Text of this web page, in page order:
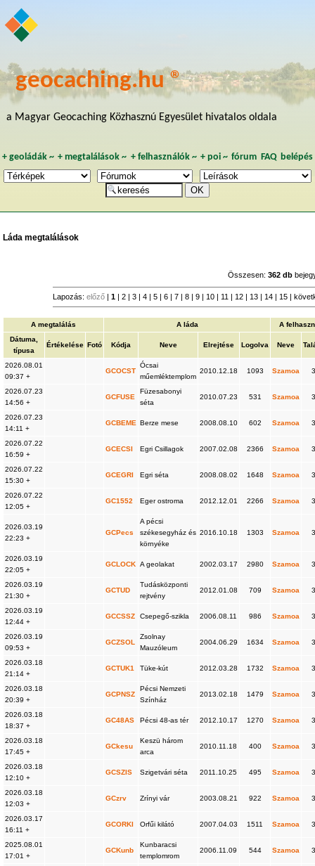
geocaching.hu ®
a Magyar Geocaching Közhasznú Egyesület hivatalos oldala
+ geoládák~ +megtalálások ~ + felhasználók~ + poi~ fórum FAQ belépés
Láda megtalálások
Összesen:362 db
Lapozás:előző |1 2 3 4 5 6 7 8 9 10 11 12 13 14 15
A megtalálás A láda
A
Dátuma,
típusa
Értékelése Fotó Kódja Neve Elrejtése Logolva Neve
2026.08.01
09:37 +
GCOCST
Ócsai
műemléktemplom
2010.12.18 1093 Szamoa
2026.07.23
14:56 +
GCFUSE
Füzesabonyi
séta
2010.07.23 531 Szamoa
2026.07.23
14:11 +
GCBEME Berze mese 2008.08.10 602 Szamoa
2026.07.22
16:59 +
GCECSI Egri Csillagok 2007.02.08 2366 Szamoa
2026.07.22
15:30 +
GCEGRI Egri séta 2008.08.02 1648 Szamoa
2026.07.22
12:05 +
GC1552 Eger ostroma 2012.12.01 2266 Szamoa
2026.03.19
22:23 +
GCPecs
A pécsi
székesegyház és
környéke
2016.10.18 1303 Szamoa
2026.03.19
22:05 +
GCLOCK A geolakat 2002.03.17 2980 Szamoa
2026.03.19
21:30 +
GCTUD
Tudásközponti
rejtvény
2012.01.08 709 Szamoa
2026.03.19
12:44 +
GCCSSZ Csepegő-szikla 2006.08.11 986 Szamoa
2026.03.19
09:53 +
GCZSOL
Zsolnay
Mauzóleum
2004.06.29 1634 Szamoa
2026.03.18
21:14 +
GCTUK1 Tüke-kút 2012.03.28 1732 Szamoa
2026.03.18
20:39 +
GCPNSZ
Pécsi Nemzeti
Színház
2013.02.18 1479 Szamoa
2026.03.18
18:37 +
GC48AS Pécsi 48-as tér 2012.10.17 1270 Szamoa
2026.03.18
17:45 +
GCkesu
Keszü három
arca
2010.11.18 400 Szamoa
2026.03.18
12:10 +
GCSZIS Szigetvári séta 2011.10.25 495 Szamoa
2026.03.18
12:03 +
GCzrv Zrínyi vár 2003.08.21 922 Szamoa
2026.03.17
16:11 +
GCORKI Orfűi kilátó 2007.04.03 1511 Szamoa
2025.08.01
17:01 +
GCKunb
Kunbaracsi
templomrom
2006.11.09 544 Szamoa